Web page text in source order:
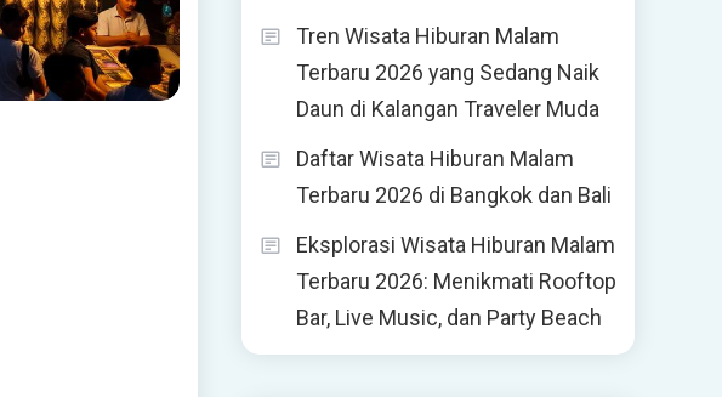
Tren Wisata Hiburan Malam
Terbaru 2026 yang Sedang Naik
Daun di Kalangan Traveler Muda
Daftar Wisata Hiburan Malam
Terbaru 2026 di Bangkok dan Bali
Eksplorasi Wisata Hiburan Malam
Terbaru 2026: Menikmati Rooftop
Bar, Live Music, dan Party Beach